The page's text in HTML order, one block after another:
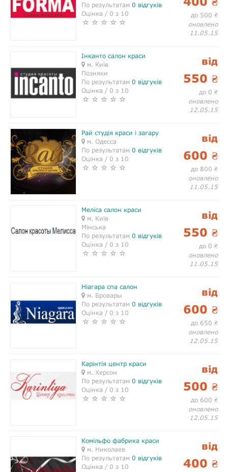
По результатам 0 відгуків
Оцінка / 0 з 10
до 500 ₴
оновлено
11.05.15
Інканто салон краси
м. Київ
Позняки
По результатам 0 відгуків
Оцінка / 0 з 10
від
550 ₴
до 0 ₴
оновлено
12.05.15
Рай студія краси і загару
м. Одесса
По результатам 0 відгуків
Оцінка / 0 з 10
від
600 ₴
до 800 ₴
оновлено
11.05.15
Меліса салон краси
м. Київ
Мінська
По результатам 0 відгуків
Оцінка / 0 з 10
від
550 ₴
до 0 ₴
оновлено
11.05.15
Ніагара спа салон
м. Бровары
По результатам 0 відгуків
Оцінка / 0 з 10
від
600 ₴
до 650 ₴
оновлено
12.05.15
Карінтія центр краси
м. Херсон
По результатам 0 відгуків
Оцінка / 0 з 10
від
500 ₴
до 600 ₴
оновлено
12.05.15
Комільфо фабрика краси
м. Николаев
По результатам 0 відгуків
Оцінка / 0 з 10
від
400 ₴